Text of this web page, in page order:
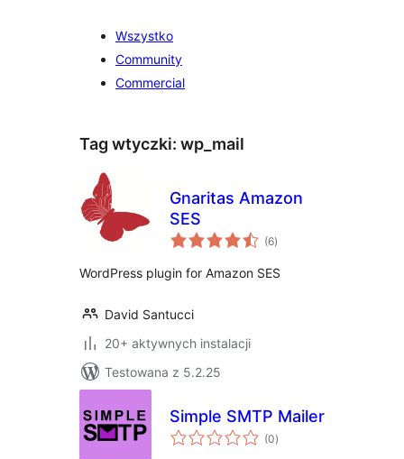
Wszystko
Community
Commercial
Tag wtyczki: wp_mail
Gnaritas Amazon
SES
(6wszystkich
ocen
)
WordPress plugin for Amazon SES
David Santucci
20+ aktywnych instalacji
Testowana z 5.2.25
Simple SMTP Mailer
(0wszystkich
ocen
)